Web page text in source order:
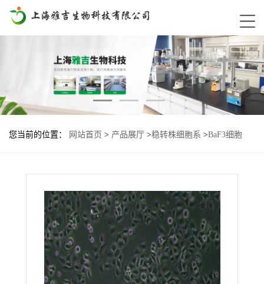
您当前的位置： 网站首页 > 产品展厅 >稳转株细胞系 >BaF3细胞